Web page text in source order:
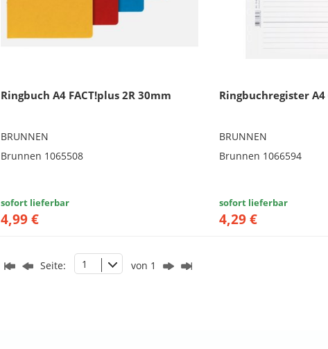
Ringbuch A4 FACT!plus 2R 30mm
BRUNNEN
Brunnen 1065508
sofort lieferbar
4,99 €
Ringbuchregister
BRUNNEN
Brunnen 1066594
sofort lieferbar
4,29 €
Seite: 1 von 1